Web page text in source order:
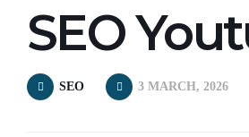
SEO
SEO 3 MARCH, 2026